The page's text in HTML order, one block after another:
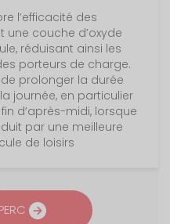
l’efficacité des
une couche d’oxyde
réduisant ainsi les
porteurs de charge.
prolonger la durée
journée, en particulier
d’après-midi, lorsque
par une meilleure
de loisirs